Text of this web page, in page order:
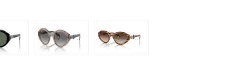
Tükendi Tükendi